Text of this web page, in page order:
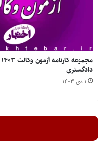
دادگستری
۱ دی ۱۴۰۳